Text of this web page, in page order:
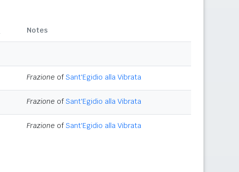
Notes
Frazione ofSant'Egidio alla Vibrata
Frazione ofSant'Egidio alla Vibrata
Frazione ofSant'Egidio alla Vibrata